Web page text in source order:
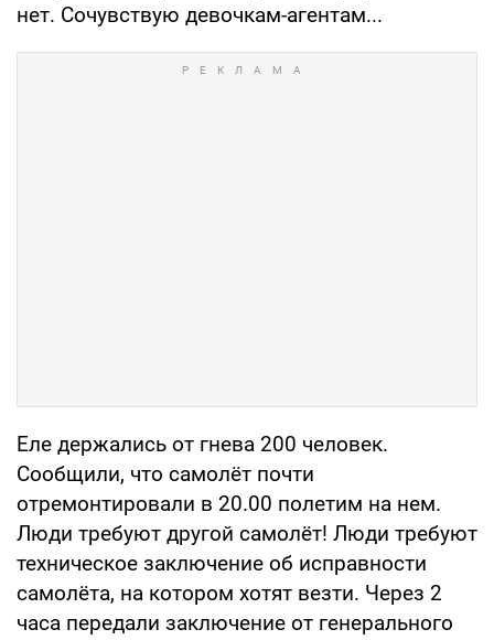
нет. Сочувствую девочкам-агентам...
Еле держались от гнева 200 человек.
Сообщили, что самолёт почти
отремонтировали в 20.00 полетим на нем.
Люди требуют другой самолёт! Люди требуют
техническое заключение об исправности
самолёта, на котором хотят везти. Через 2
часа передали заключение от генерального